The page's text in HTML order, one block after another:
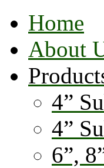
Home
About
4”
4”
6”,